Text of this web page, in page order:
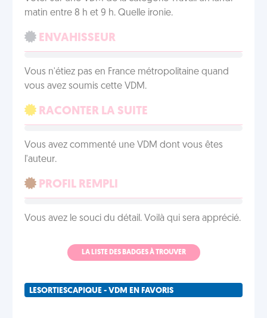
matin entre 8 h et 9 h. Quelle ironie.
ENVAHISSEUR
Vous n'étiez pas en France métropolitaine quand
vous avez soumis cette VDM.
RACONTER LA SUITE
Vous avez commenté une VDM dont vous êtes
l'auteur.
PROFIL REMPLI
Vous avez le souci du détail. Voilà qui sera apprécié.
LA LISTE DES BADGES À TROUVER
LESORTIESCAPIQUE - VDM EN FAVORIS